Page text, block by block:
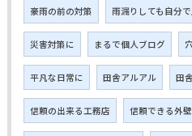
豪雨の前の対策 雨漏りしても自分
災害対策に まるで個人ブログ
平凡な日常に 田舎アルアル 田
信頼の出来る工務店 信頼できる外